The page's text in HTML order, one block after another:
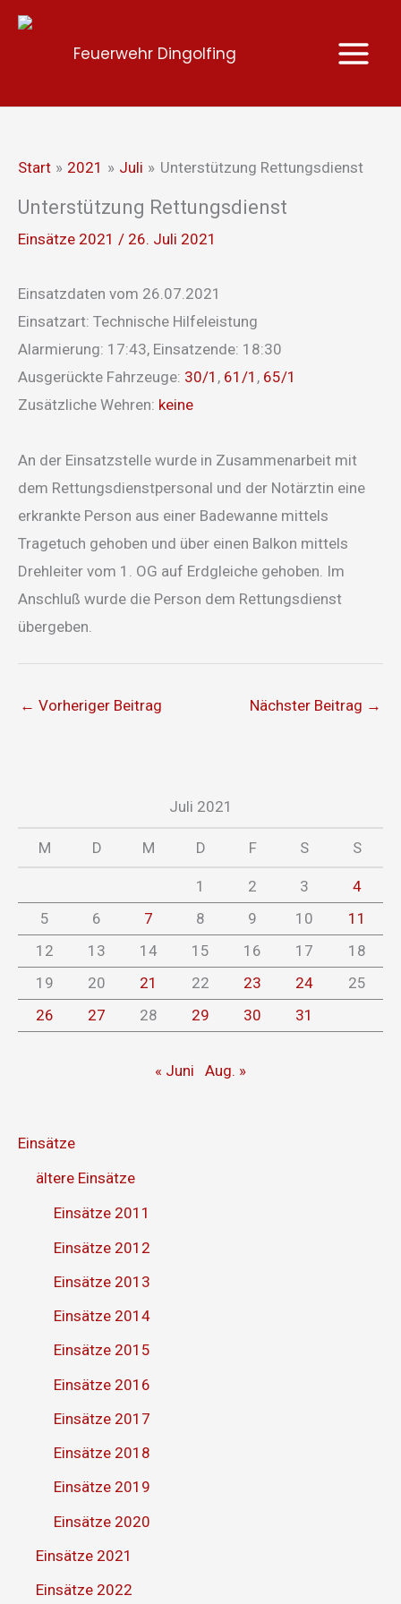
Zum
Feuerwehr Dingolfing
Start 2021 Juli Unterstützung Rettungsdienst
Unterstützung Rettungsdienst
Einsätze 2021 / 26. Juli 2021
Einsatzdaten vom 26.07.2021
Einsatzart: Technische Hilfeleistung
Alarmierung: 17:43, Einsatzende: 18:30
Ausgerückte Fahrzeuge: 30/1 , 61/1 , 65/1
Zusätzliche Wehren: keine
An der Einsatzstelle wurde in Zusammenarbeit mit
dem Rettungsdienstpersonal und der Notärztin eine
erkrankte Person aus einer Badewanne mittels
Tragetuch gehoben und über einen Balkon mittels
Drehleiter vom 1. OG auf Erdgleiche gehoben. Im
Anschluß wurde die Person dem Rettungsdienst
übergeben.
← Vorheriger Beitrag Nächster Beitrag →
Juli 2021
M D M D F S S
1 2 3
4
5
6 7 8 9 10
11
12
13 14 15 16 17
18
19
20 21 22 23 24
25
26
27 28 29 30 31
« Juni Aug. »
Einsätze
ältere Einsätze
Einsätze 2011
Einsätze 2012
Einsätze 2013
Einsätze 2014
Einsätze 2015
Einsätze 2016
Einsätze 2017
Einsätze 2018
Einsätze 2019
Einsätze 2020
Einsätze 2021
Einsätze 2022